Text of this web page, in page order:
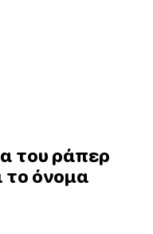
του ράπερ
το όνομα